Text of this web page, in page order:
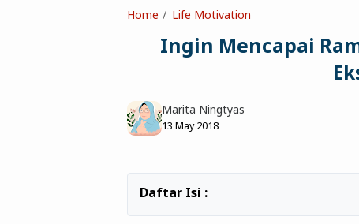
Home Life Motivation
Ingin Mencapai
Marita Ningtyas
13 May 2018